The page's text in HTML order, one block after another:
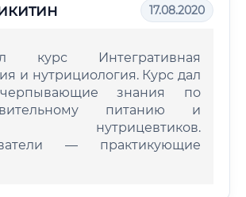
17.08.2020
курс Интегративная
и нутрициология. Курс дал
знания по
питанию и
нутрицевтиков.
— практикующие